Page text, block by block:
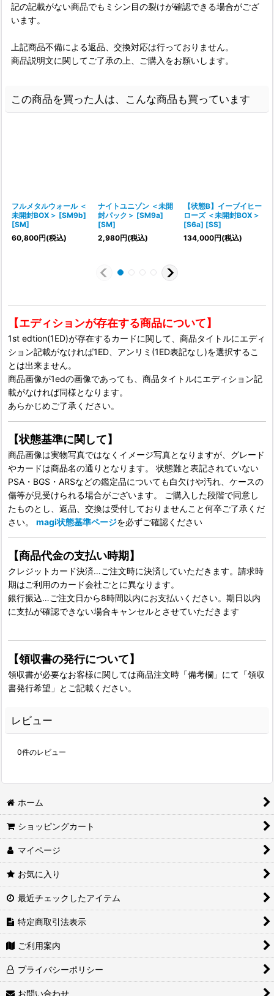
記の記載がない商品でもミシン目の裂けが確認できる場合がござ
います。
上記商品不備による返品、交換対応は行っておりません。
商品説明文に関してご了承の上、ご購入をお願いします。
この商品を買った人は、こんな商品も買っています
フルメタルウォール ＜
未開封BOX＞ [SM9b]
[SM]
60,800円(税込)
ナイトユニゾン ＜未開
封パック＞ [SM9a]
[SM]
2,980円(税込)
【状態B】イーブイヒー
ローズ ＜未開封BOX＞
[S6a] [SS]
134,000円(税込)
【エディションが存在する商品について】
1st edtion(1ED)が存在するカードに関して、商品タイトルにエディ
ション記載がなければ1ED、アンリミ(1ED表記なし)を選択するこ
とは出来ません。
商品画像が1edの画像であっても、商品タイトルにエディション記
載がなければ同様となります。
あらかじめご了承ください。
【状態基準に関して】
商品画像は実物写真ではなくイメージ写真となりますが、グレード
やカードは商品名の通りとなります。 状態難と表記されていない
PSA・BGS・ARSなどの鑑定品についても白欠けや汚れ、ケースの
傷等が見受けられる場合がございます。 ご購入した段階で同意し
たものとし、返品、交換は受付しておりませんこと何卒ご了承くだ
さい。 magi状態基準ページを必ずご確認ください
【商品代金の支払い時期】
クレジットカード決済…ご注文時に決済していただきます。請求時
期はご利用のカード会社ごとに異なります。
銀行振込…ご注文日から8時間以内にお支払いください。期日以内
に支払が確認できない場合キャンセルとさせていただきます
【領収書の発行について】
領収書が必要なお客様に関しては商品注文時「備考欄」にて「領収
書発行希望」とご記載ください。
レビュー
0件のレビュー
ホーム
ショッピングカート
マイページ
お気に入り
最近チェックしたアイテム
特定商取引法表示
ご利用案内
プライバシーポリシー
お問い合わせ